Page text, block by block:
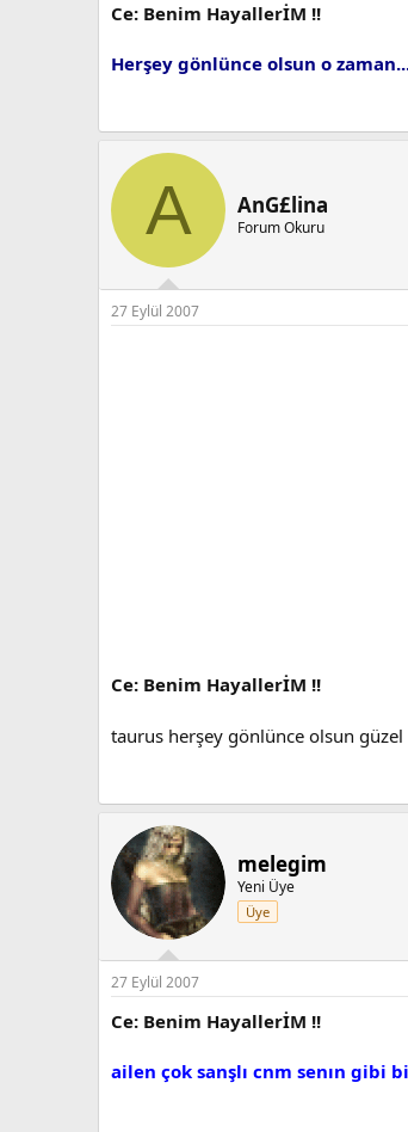
Ce: Benim HayallerİM !!
Herşey gönlünce olsun o
A AnG£lina
Forum Okuru
27 Eylül 2007
Ce: Benim HayallerİM !!
taurus herşey gönlünce olsun
melegim
Yeni Üye
Üye
27 Eylül 2007
Ce: Benim HayallerİM !!
ailen çok sanşlı cnm senın gibi